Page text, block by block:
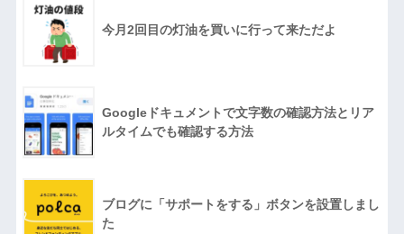
今月2回目の灯油を買いに行って来ただよ
Googleドキュメントで文字数の確認方法とリア
ルタイムでも確認する方法
ブログに「サポートをする」ボタンを設置しまし
た